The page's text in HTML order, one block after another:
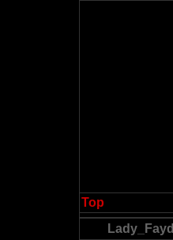
Top
Lady_Fayd